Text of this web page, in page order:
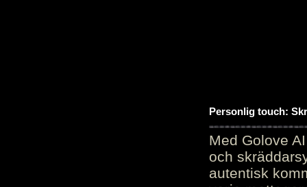
Personlig touch:
Med Golove
och
autentisk